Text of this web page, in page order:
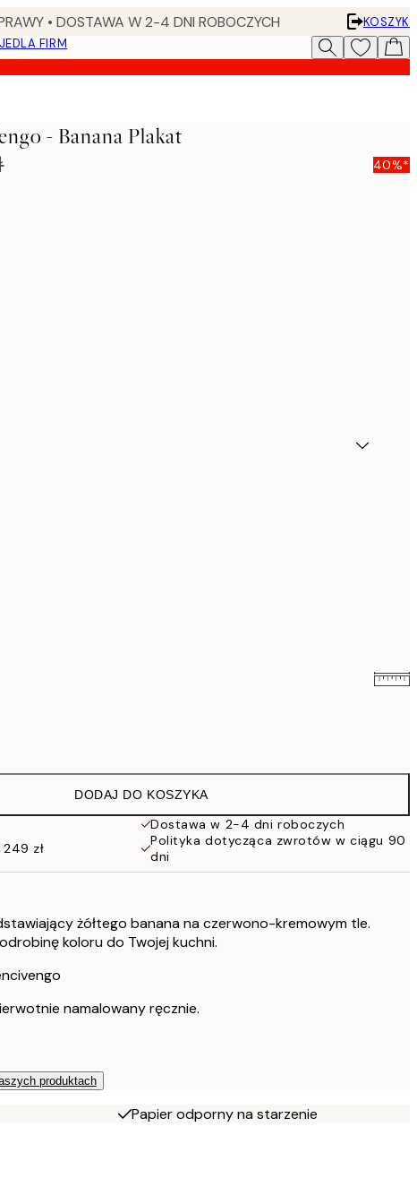
• DOSTAWA W 2-4 DNI ROBOCZYCH
KOSZYK
DLA FIRM
- Banana Plakat
40%*
DODAJ DO KOSZYKA
Dostawa w 2-4 dni roboczych
zł
Polityka dotycząca zwrotów w ciągu 90
dni
żółtego banana na czerwono-kremowym tle.
koloru do Twojej kuchni.
namalowany ręcznie.
produktach
Papier odporny na starzenie